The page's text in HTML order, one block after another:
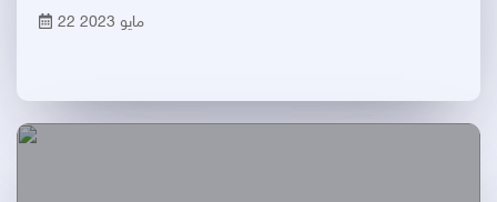
22 مايو 2023